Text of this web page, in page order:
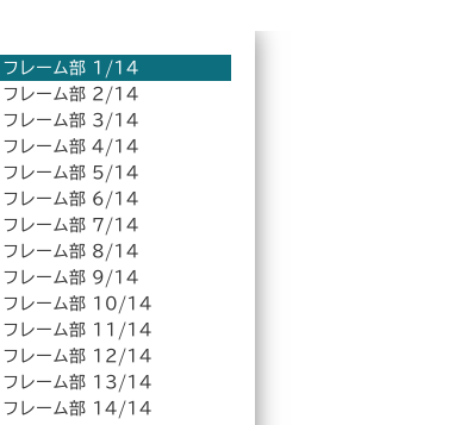
フレーム部 1/14
フレーム部 2/14
フレーム部 3/14
フレーム部 4/14
フレーム部 5/14
フレーム部 6/14
フレーム部 7/14
フレーム部 8/14
フレーム部 9/14
フレーム部 10/14
フレーム部 11/14
フレーム部 12/14
フレーム部 13/14
フレーム部 14/14